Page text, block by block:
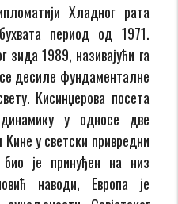
Хладног рата
период од 1971.
зида 1989, називајући га
десиле фундаменталне
Кисинџерова посета
у односе две
у светски привредни
је принуђен на низ
наводи, Европа је